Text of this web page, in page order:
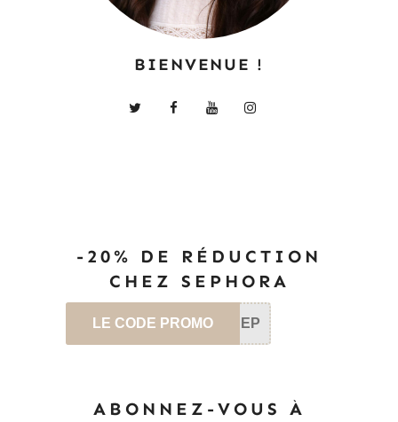
BIENVENUE !
-20% DE RÉDUCTION
CHEZ SEPHORA
LE CODE PROMO SEP
ABONNEZ-VOUS À